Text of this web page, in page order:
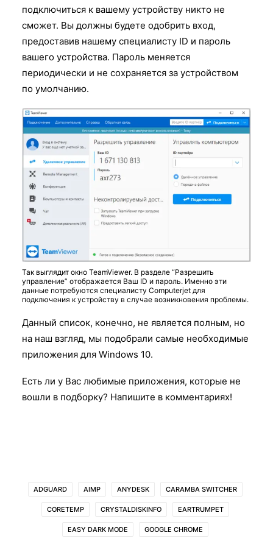
подключиться к вашему устройству никто не
сможет. Вы должны будете одобрить вход,
предоставив нашему специалисту ID и пароль
вашего устройства. Пароль меняется
периодически и не сохраняется за устройством
по умолчанию.
Так выглядит окно TeamViewer. В разделе “Разрешить
управление” отображается Ваш ID и пароль. Именно эти
данные потребуются специалисту Computerjet для
подключения к устройству в случае возникновения проблемы.
Данный список, конечно, не является полным, но
на наш взгляд, мы подобрали самые необходимые
приложения для Windows 10.
Есть ли у Вас любимые приложения, которые не
вошли в подборку? Напишите в комментариях!
ADGUARD AIMP ANYDESK CARAMBA SWITCHER
CORETEMP CRYSTALDISKINFO EARTRUMPET
EASY DARK MODE GOOGLE CHROME